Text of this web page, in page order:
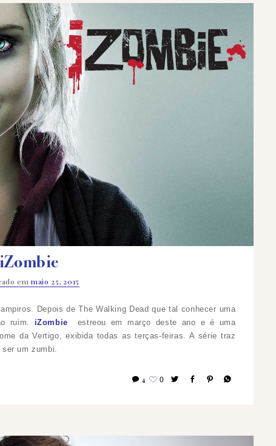
iZombie
em maio 25, 2015
Depois de The Walking Dead que tal conhecer uma
ruim. iZombie estreou em março deste ano e é uma
da Vertigo, exibida todas as terças-feiras. A série traz
um zumbi.
4 0